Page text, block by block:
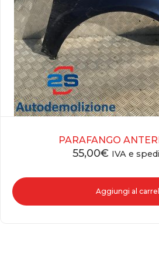
PARAFANGO
55,00€ IVA e
Aggiungi al